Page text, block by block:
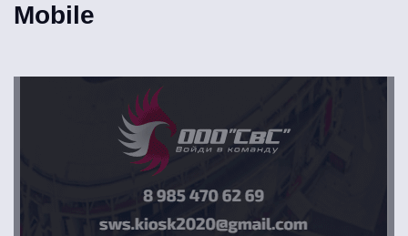
Mobile